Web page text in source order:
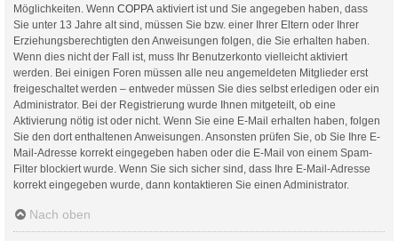
Möglichkeiten. Wenn COPPA aktiviert ist und Sie angegeben haben, dass
Sie unter 13 Jahre alt sind, müssen Sie bzw. einer Ihrer Eltern oder Ihrer
Erziehungsberechtigten den Anweisungen folgen, die Sie erhalten haben.
Wenn dies nicht der Fall ist, muss Ihr Benutzerkonto vielleicht aktiviert
werden. Bei einigen Foren müssen alle neu angemeldeten Mitglieder erst
freigeschaltet werden – entweder müssen Sie dies selbst erledigen oder ein
Administrator. Bei der Registrierung wurde Ihnen mitgeteilt, ob eine
Aktivierung nötig ist oder nicht. Wenn Sie eine E-Mail erhalten haben, folgen
Sie den dort enthaltenen Anweisungen. Ansonsten prüfen Sie, ob Sie Ihre E-
Mail-Adresse korrekt eingegeben haben oder die E-Mail von einem Spam-
Filter blockiert wurde. Wenn Sie sich sicher sind, dass Ihre E-Mail-Adresse
korrekt eingegeben wurde, dann kontaktieren Sie einen Administrator.
Nach oben